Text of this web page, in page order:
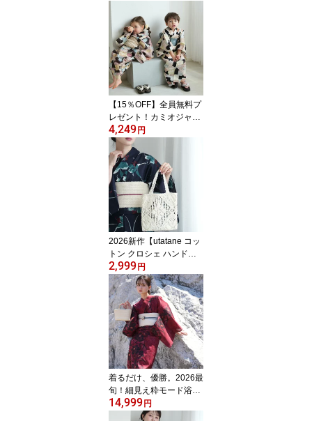
UVカット99.9%以上 遮
熱 涼しい 晴雨兼用 1級遮
光 撥水 軽量 | 長傘 | 持ち
やすい たたみやすい 竹
製 高見え レディース メ
ンズ 子供 ユニセックス 2
026再入荷
【15％OFF】全員無料プ
レゼント！カミオジャパ
ン「おはじきシール」ノ
ベルティ対象！2026新作
【ひよこ商店 男女兼用
子供ワンピース浴衣 2点
セット｜90cm 100cm 11
0cm 120cm 130cm】変
わり織 綿100％｜キッズ
2才〜10才 女の子 男の子
｜浴衣・帯（全員プレゼ
ント対象商品）
4,249 円
2026新作【utatane コッ
トン クロシェ ハンドバ
ッグ エクリュ】トートバ
ッグ｜レース｜生成｜綿
100％
2,999 円
着るだけ、優勝。2026最
旬！細見え粋モード浴衣
2026再入荷【utatane 浴
衣 3点セット レディース
14,999 円